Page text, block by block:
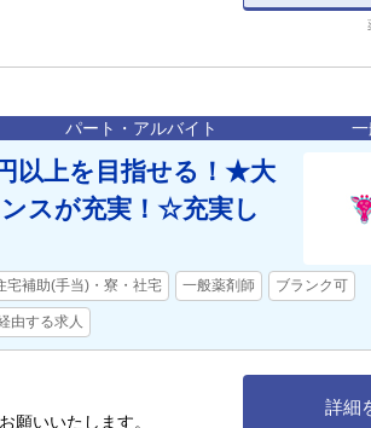
パート・アルバイト
以上を目指せる！★大
スが充実！☆充実し
宅補助(手当)・寮・社宅 一般薬剤師 ブランク可
由する求人
いいたします。
詳細